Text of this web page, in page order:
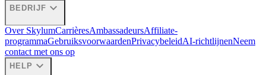
BEDRIJF expand_more
Over SkylumCarrièresAmbassadeursAffiliate-
programmaGebruiksvoorwaardenPrivacybeleidAI-richtlijnenNeem
contact met ons op
HELP expand_more